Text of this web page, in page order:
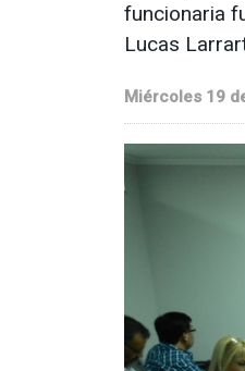
funcionaria
Lucas
Miércoles 19